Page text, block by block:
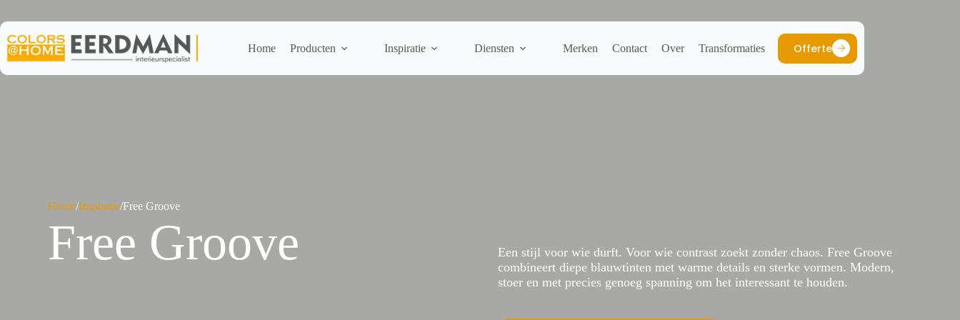
de
inhoud
Home Producten Inspiratie Diensten Merken Contact Over Transformaties Offerte
Home/Inspiratie/Free Groove
Free Groove
Een stijl voor wie durft. Voor wie contrast zoekt zonder chaos. Free Groove
combineert diepe blauwtinten met warme details en sterke vormen. Modern,
stoer en met precies genoeg spanning om het interessant te houden.